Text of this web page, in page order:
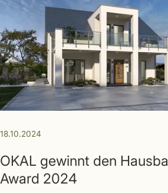
18.10.2024
OKAL gewinnt den
Award 2024